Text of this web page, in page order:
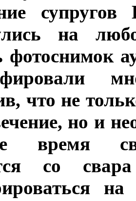
на
фотоснимок
что не
но и
время
со